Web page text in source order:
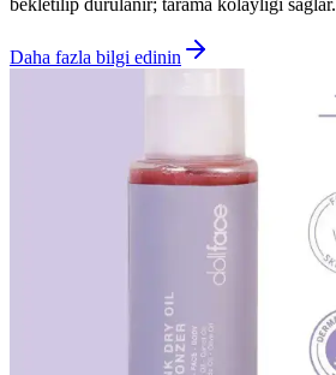
bekletilip durulanır; tarama kolaylığı sağlar.
Daha fazla bilgi edinin